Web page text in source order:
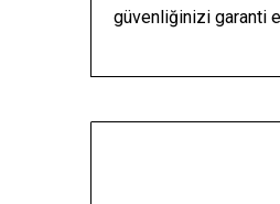
güvenliğinizi garanti